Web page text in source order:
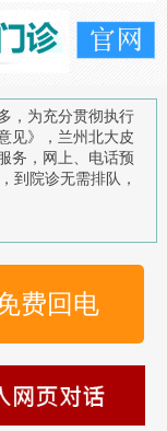
，为充分贯彻执行
见》，兰州北大皮
务，网上、电话预
到院诊无需排队，